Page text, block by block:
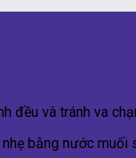
đều và tránh va
bằng nước muối